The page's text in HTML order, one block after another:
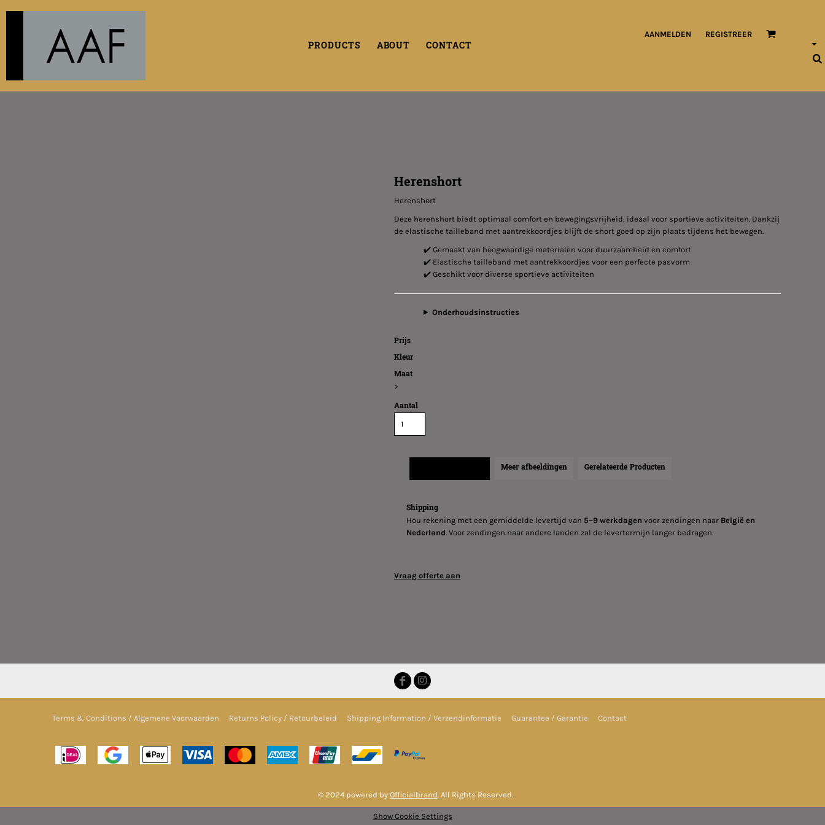
PRODUCTS ABOUT CONTACT
AANMELDEN REGISTREER
Herenshort
Herenshort
Deze herenshort biedt optimaal comfort en bewegingsvrijheid, ideaal voor sportieve activiteiten. Dankzij
de elastische tailleband met aantrekkoordjes blijft de short goed op zijn plaats tijdens het bewegen.
✔️ Gemaakt van hoogwaardige materialen voor duurzaamheid en comfort
✔️ Elastische tailleband met aantrekkoordjes voor een perfecte pasvorm
✔️ Geschikt voor diverse sportieve activiteiten
Onderhoudsinstructies
Prijs
Kleur
Maat
>
Aantal
Meer afbeeldingen Gerelateerde Producten
Shipping
Hou rekening met een gemiddelde levertijd van 5–9 werkdagen voor zendingen naar België en
Nederland. Voor zendingen naar andere landen zal de levertermijn langer bedragen.
Vraag offerte aan
Terms & Conditions / Algemene Voorwaarden Returns Policy / Retourbeleid Shipping Information / Verzendinformatie Guarantee / Garantie Contact
© 2024 powered by Officialbrand. All Rights Reserved.
Show Cookie Settings
ABOUT
CONTACT